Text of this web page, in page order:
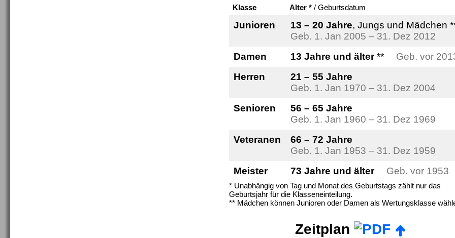
Klasse Alter * / Geburtsdatum
Junioren 13 – 20 Jahre, Jungs und Mädchen
Geb. 1. Jan 2005 – 31. Dez 2012
Damen
13 Jahre und älter**
Geb. vor
Herren
21 – 55 Jahre
Geb. 1. Jan 1970 – 31. Dez 2004
Senioren
56 – 65 Jahre
Geb. 1. Jan 1960 – 31. Dez 1969
Veteranen
66 – 72 Jahre
Geb. 1. Jan 1953 – 31. Dez 1959
Meister
73 Jahre und älter Geb. vor 1953
* Unabhängig von Tag und Monat des Geburtstags zählt nur das
Geburtsjahr für die Klasseneinteilung.
** Mädchen können Junioren oder Damen als Wertungsklasse
Zeitplan